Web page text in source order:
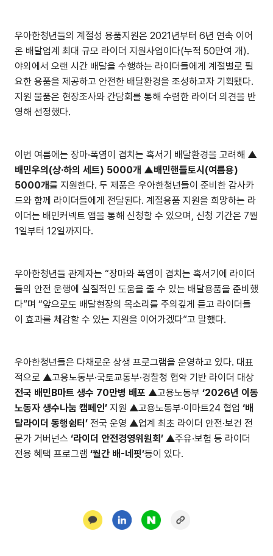
우아한청년들의 계절성 용품지원은 2021년부터 6년 연속 이어
온 배달업계 최대 규모 라이더 지원사업이다(누적 50만여 개).
야외에서 오랜 시간 배달을 수행하는 라이더들에게 계절별로 필
요한 용품을 제공하고 안전한 배달환경을 조성하고자 기획됐다.
지원 물품은 현장조사와 간담회를 통해 수렴한 라이더 의견을 반
영해 선정했다.
이번 여름에는 장마·폭염이 겹치는 혹서기 배달환경을 고려해 ▲
배민우의(상·하의 세트) 5000개 ▲배민핸들토시(여름용)
5000개를 지원한다. 두 제품은 우아한청년들이 준비한 감사카
드와 함께 라이더들에게 전달된다. 계절용품 지원을 희망하는 라
이더는 배민커넥트 앱을 통해 신청할 수 있으며, 신청 기간은 7월
1일부터 12일까지다.
우아한청년들 관계자는 “장마와 폭염이 겹치는 혹서기에 라이더
들의 안전 운행에 실질적인 도움을 줄 수 있는 배달용품을 준비했
다”며 “앞으로도 배달현장의 목소리를 주의깊게 듣고 라이더들
이 효과를 체감할 수 있는 지원을 이어가겠다”고 말했다.
우아한청년들은 다채로운 상생 프로그램을 운영하고 있다. 대표
적으로 ▲고용노동부·국토교통부·경찰청 협약 기반 라이더 대상
전국 배민B마트 생수 70만병 배포 ▲고용노동부 ‘2026년 이동
노동자 생수나눔 캠페인’ 지원 ▲고용노동부·이마트24 협업 ‘배
달라이더 동행쉼터’ 전국 운영 ▲업계 최초 라이더 안전·보건 전
문가 거버넌스 ‘라이더 안전경영위원회’ ▲주유·보험 등 라이더
전용 혜택 프로그램 ‘월간 배-네핏’등이 있다.